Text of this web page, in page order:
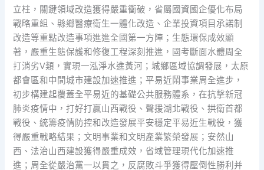
立柱，關鍵領域改造獲得嚴重衝破，省屬國資國企優化布局
戰略重組、縣鄉醫療衛生一體化改造、企業投資項目承諾制
改造等重點改造事項進進全國第一方陣；生態環保成效顯
著，嚴重生態保護和修復工程深刻推進，國考斷面水體周全
打消劣V類，實現一泓淨水進黃河；城鄉區域協調發展，太原
都會區和中間城市建設加速推進；平易近鬧事業周全進步，
初步構建起覆蓋全平易近的基礎公共服務體系，在抗擊新冠
肺炎疫情中，打好打贏山西戰役、聲援湖北戰役、拱衛首都
戰役、統籌疫情防控和改造發展平安穩定平易近生戰役，獲
得嚴重戰略結果；文明事業和文明產業繁榮發展；安然山
西、法治山西建設獲得嚴重成效，省域管理現代化加速推
進；周全從嚴治黨一以貫之，反腐敗斗爭獲得壓倒性勝利并